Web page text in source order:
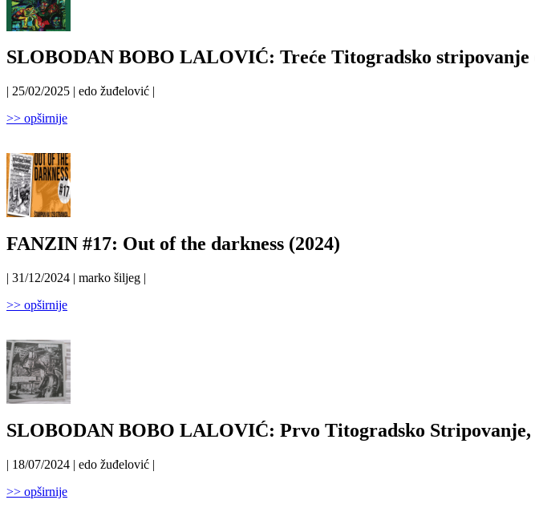
SLOBODAN BOBO LALOVIĆ: Treće Titogradsko stripovanje
| 25/02/2025 | edo žuđelović |
>> opširnije
FANZIN #17: Out of the darkness (2024)
| 31/12/2024 | marko šiljeg |
>> opširnije
SLOBODAN BOBO LALOVIĆ: Prvo Titogradsko
| 18/07/2024 | edo žuđelović |
>> opširnije